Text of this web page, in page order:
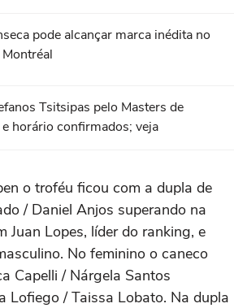
pode alcançar marca inédita no
Tsitsipas pelo Masters de
horário confirmados; veja
o troféu ficou com a dupla de
/ Daniel Anjos superando na
Juan Lopes, líder do ranking, e
No feminino o caneco
Capelli / Nárgela Santos
Lofiego / Taissa Lobato. Na dupla